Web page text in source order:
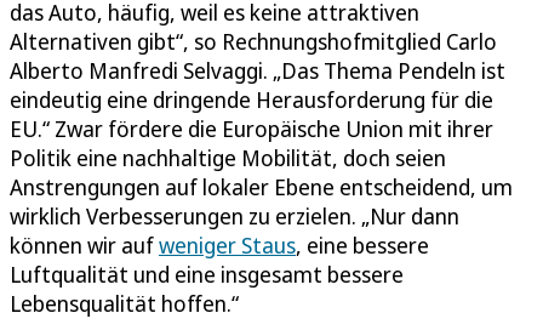
das Auto, häufig, weil es keine attraktiven
Alternativen gibt“, so Rechnungshofmitglied Carlo
Alberto Manfredi Selvaggi. „Das Thema Pendeln ist
eindeutig eine dringende Herausforderung für die
EU.“ Zwar fördere die Europäische Union mit ihrer
Politik eine nachhaltige Mobilität, doch seien
Anstrengungen auf lokaler Ebene entscheidend, um
wirklich Verbesserungen zu erzielen. „Nur dann
können wir aufweniger Staus, eine bessere
Luftqualität und eine insgesamt bessere
Lebensqualität hoffen.“